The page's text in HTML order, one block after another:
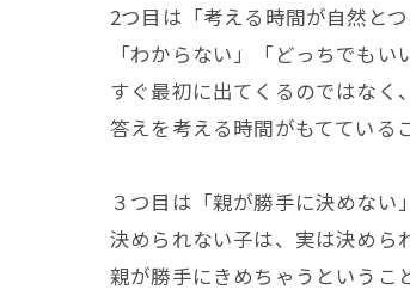
2つ目は「考える時間が自然と
「わからない」「どっちでもい
すぐ最初に出てくるのではなく、
答えを考える時間がもてている
３つ目は「親が勝手に決めない
決められない子は、実は決めら
親が勝手にきめちゃうというこ